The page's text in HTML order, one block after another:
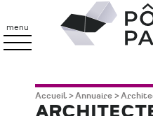
contenu
principal
menu
Patrimoine
Fil
Accueil Annuaire